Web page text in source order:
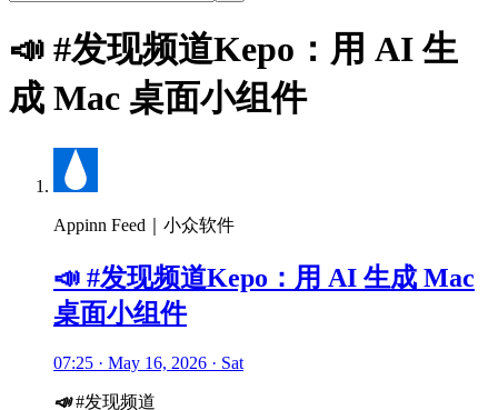
📣 #发现频道Kepo：用 AI 生
成 Mac 桌面小组件
Appinn Feed｜小众软件
📣 #发现频道Kepo：用 AI 生成 Mac
桌面小组件
07:25 · May 16, 2026 · Sat
📣#发现频道